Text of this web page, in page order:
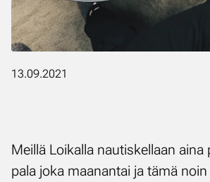
13.09.2021
Meil­lä Loi­kal­la nau­tis­kel­laan
pa­la jo­ka maa­nan­tai ja tä­mä